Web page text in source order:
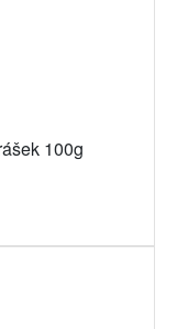
100g